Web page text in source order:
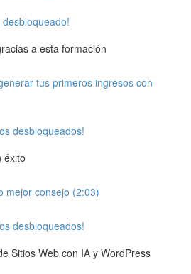
desbloqueado!
a esta formación
tus primeros ingresos con
desbloqueados!
éxito
mejor consejo (2:03)
desbloqueados!
Sitios Web con IA y WordPress